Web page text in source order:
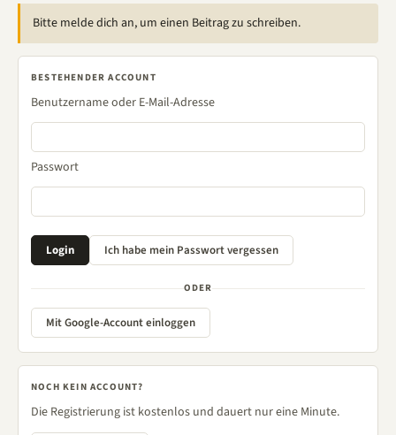
Bitte melde dich an, um einen Beitrag zu schreiben.
BESTEHENDER ACCOUNT
Benutzername oder E-Mail-Adresse
Passwort
ODER
Mit Google-Account einloggen
NOCH KEIN ACCOUNT?
Die Registrierung ist kostenlos und dauert nur eine Minute.